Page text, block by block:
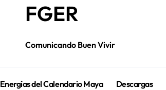
FGER
Comunicando Buen Vivir
Energías del Calendario Maya Descargas